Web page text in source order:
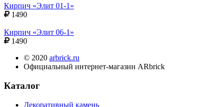
Кирпич «Элит 01-1»
1490
Кирпич «Элит 06-1»
1490
© 2020 arbrick.ru
Официальный интернет-магазин ARbrick
Каталог
Декоративный камень